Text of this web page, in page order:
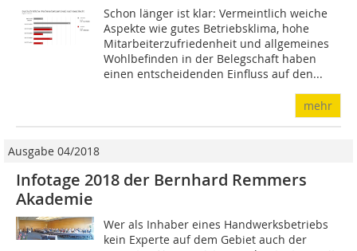
Schon länger ist klar: Vermeintlich weiche
Aspekte wie gutes Betriebsklima, hohe
Mitarbeiterzufriedenheit und allgemeines
Wohlbefinden in der Belegschaft haben
einen entscheidenden Einfluss auf den...
mehr
Ausgabe 04/2018
Infotage 2018 der Bernhard Remmers
Akademie
Wer als Inhaber eines Handwerksbetriebs
kein Experte auf dem Gebiet auch der